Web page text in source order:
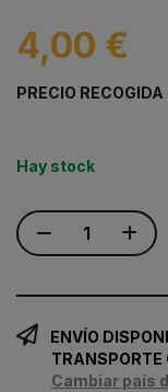
4,00 €
PRECIO
Hay stock
ENVÍO
Cambiar país